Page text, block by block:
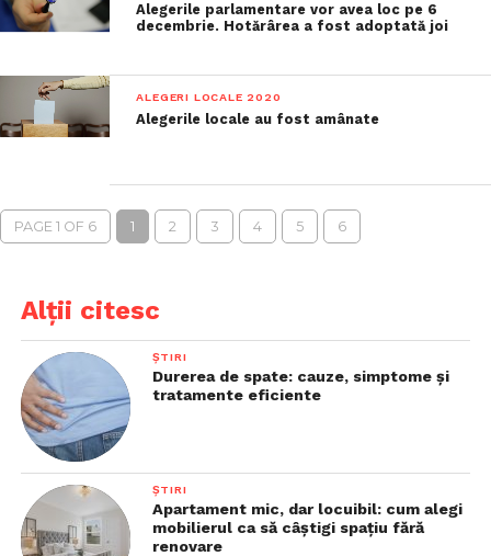
Alegerile parlamentare vor avea loc pe 6
decembrie. Hotărârea a fost adoptată joi
ALEGERI LOCALE 2020
Alegerile locale au fost amânate
PAGE 1 OF 6 1 2 3 4 5 6
Alții citesc
ȘTIRI
Durerea de spate: cauze, simptome și
tratamente eficiente
ȘTIRI
Apartament mic, dar locuibil: cum alegi
mobilierul ca să câștigi spațiu fără
renovare